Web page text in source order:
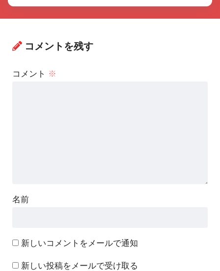
コメントを残す
コメント ※
名前
新しいコメントをメールで通知
新しい投稿をメールで受け取る